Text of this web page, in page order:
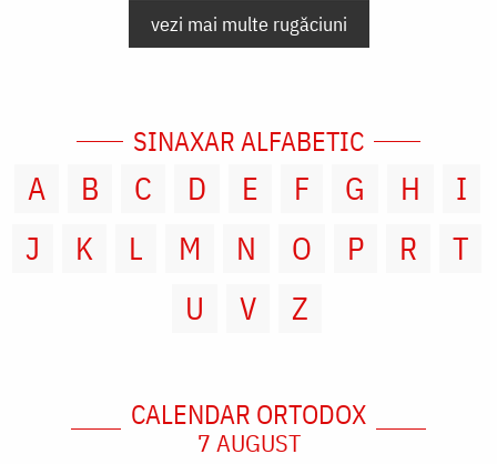
vezi mai multe rugăciuni
SINAXAR ALFABETIC
A B C D E F G H
I
J
K L M N O P R
T
U
V Z
CALENDAR ORTODOX
7 AUGUST